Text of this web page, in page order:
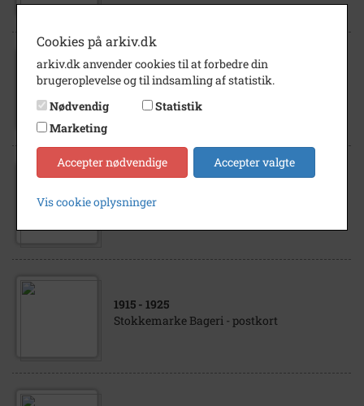
1920- 1930
Stokkemarke Bageri - brødvogne
1915 - 1925
Stokkemarke Bageri - postkort
Cookies på arkiv.dk
arkiv.dk anvender cookies til at forbedre din
brugeroplevelse og til indsamling af statistik.
Nødvendig
Statistik
Marketing
Accepter nødvendige Accepter valgte
Vis cookie oplysninger